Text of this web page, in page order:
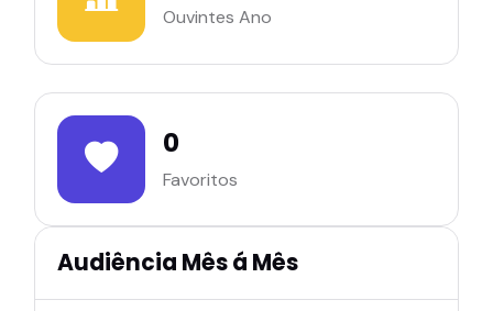
Ouvintes Ano
0
Favoritos
Audiência Mês á Mês